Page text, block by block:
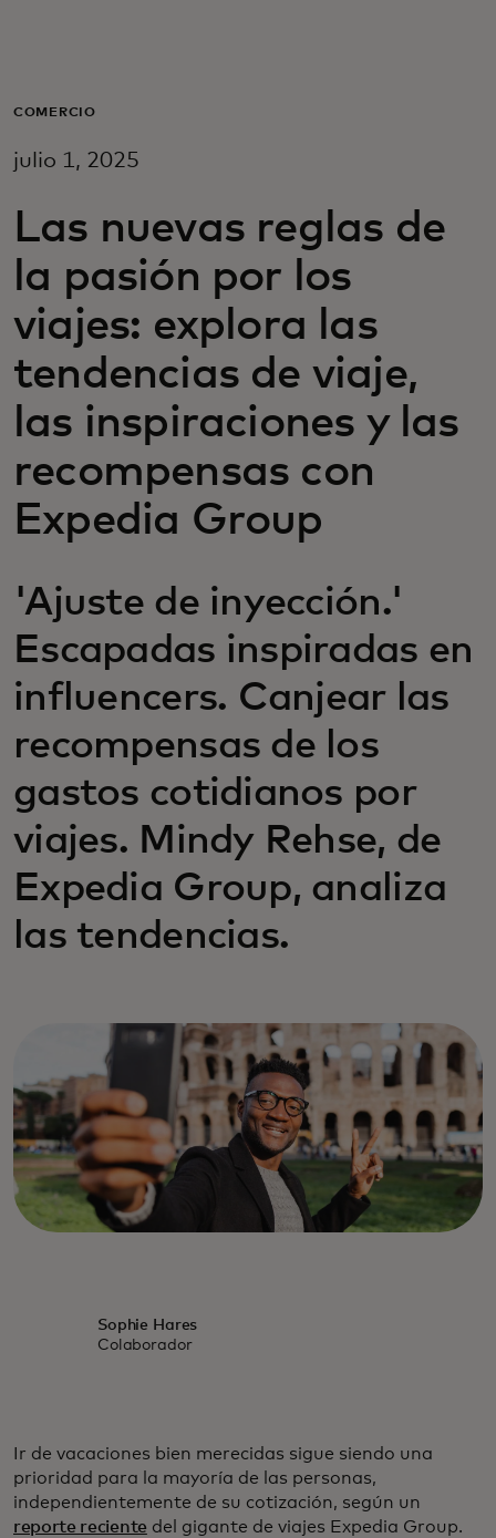
Para empresas
Para innovadores
Noticias y tendencias
COMERCIO
julio 1, 2025
Las nuevas reglas de
la pasión por los
viajes: explora las
tendencias de viaje,
las inspiraciones y las
recompensas con
Expedia Group
'Ajuste de inyección.'
Escapadas inspiradas en
influencers. Canjear las
recompensas de los
gastos cotidianos por
viajes. Mindy Rehse, de
Expedia Group, analiza
las tendencias.
Sophie Hares
Colaborador
Ir de vacaciones bien merecidas sigue siendo una
prioridad para la mayoría de las personas,
independientemente de su cotización, según un
reporte reciente del gigante de viajes Expedia Group.